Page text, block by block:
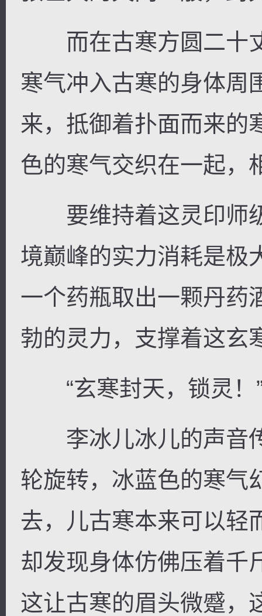
而在古寒方圆二十
寒气冲入古寒的身体周
来，抵御着扑面而来的
色的寒气交织在一起，
要维持着这灵印师
境巅峰的实力消耗是极
一个药瓶取出一颗丹药
勃的灵力，支撑着这玄
“玄寒封天，锁灵！
李冰儿冰儿的声音
轮旋转，冰蓝色的寒气
去，儿古寒本来可以轻
却发现身体仿佛压着千
这让古寒的眉头微蹙，